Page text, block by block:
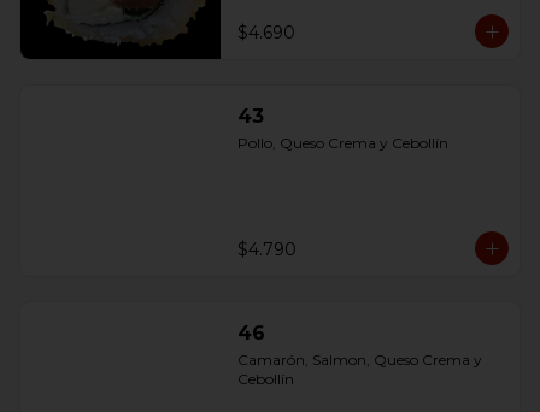
$4.690
43
Pollo, Queso Crema y Cebollín
$4.790
46
Camarón, Salmon, Queso Crema y
Cebollín